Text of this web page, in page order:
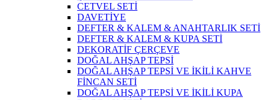
CETVEL SETİ
DAVETİYE
DEFTER & KALEM & ANAHTARLIK SETİ
DEFTER & KALEM & KUPA SETİ
DEKORATİF ÇERÇEVE
DOĞAL AHŞAP TEPSİ
DOĞAL AHŞAP TEPSİ VE İKİLİ KAHVE
FİNCAN SETİ
DOĞAL AHŞAP TEPSİ VE İKİLİ KUPA